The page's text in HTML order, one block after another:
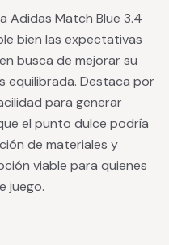
Adidas Match Blue 3.4
bien las expectativas
busca de mejorar su
equilibrada. Destaca por
para generar
el punto dulce podría
de materiales y
viable para quienes
juego.